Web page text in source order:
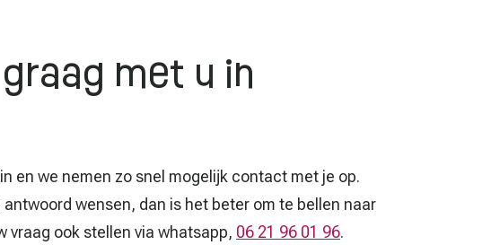
met u in
en we nemen zo snel mogelijk contact met je op.
wensen, dan is het beter om te bellen naar
vraag ook stellen via whatsapp, 06 21 96 01 96.